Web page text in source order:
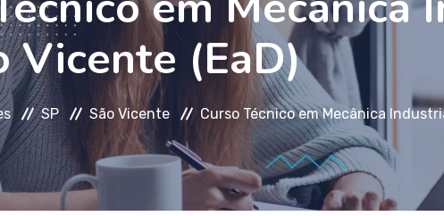
Vicente (EaD)
SP São Vicente Curso Técnico em Mecânica